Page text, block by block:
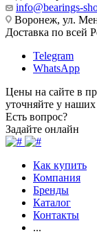
info@bearings-
Воронеж, ул.
Доставка по всей
Telegram
WhatsApp
Цены на сайте в
уточняйте у
Есть вопрос?
Задайте онлайн
Как купить
Компания
Бренды
Каталог
Контакты
...